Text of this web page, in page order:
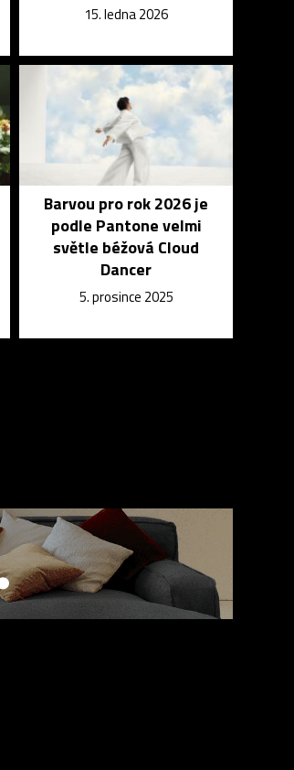
15. ledna 2026
Barvou pro rok 2026 je
podle Pantone velmi
světle béžová Cloud
Dancer
5. prosince 2025